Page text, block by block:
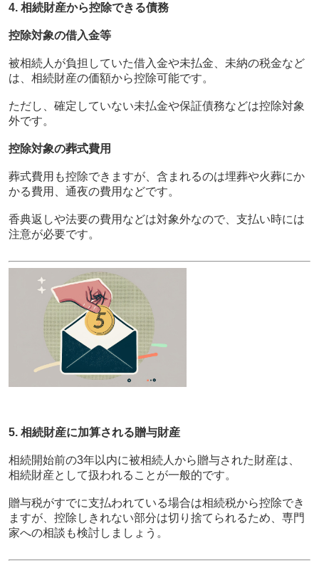
4. 相続財産から控除できる債務
控除対象の借入金等
被相続人が負担していた借入金や未払金、未納の税金など
は、相続財産の価額から控除可能です。
ただし、確定していない未払金や保証債務などは控除対象
外です。
控除対象の葬式費用
葬式費用も控除できますが、含まれるのは埋葬や火葬にか
かる費用、通夜の費用などです。
香典返しや法要の費用などは対象外なので、支払い時には
注意が必要です。
5. 相続財産に加算される贈与財産
相続開始前の3年以内に被相続人から贈与された財産は、
相続財産として扱われることが一般的です。
贈与税がすでに支払われている場合は相続税から控除でき
ますが、控除しきれない部分は切り捨てられるため、専門
家への相談も検討しましょう。